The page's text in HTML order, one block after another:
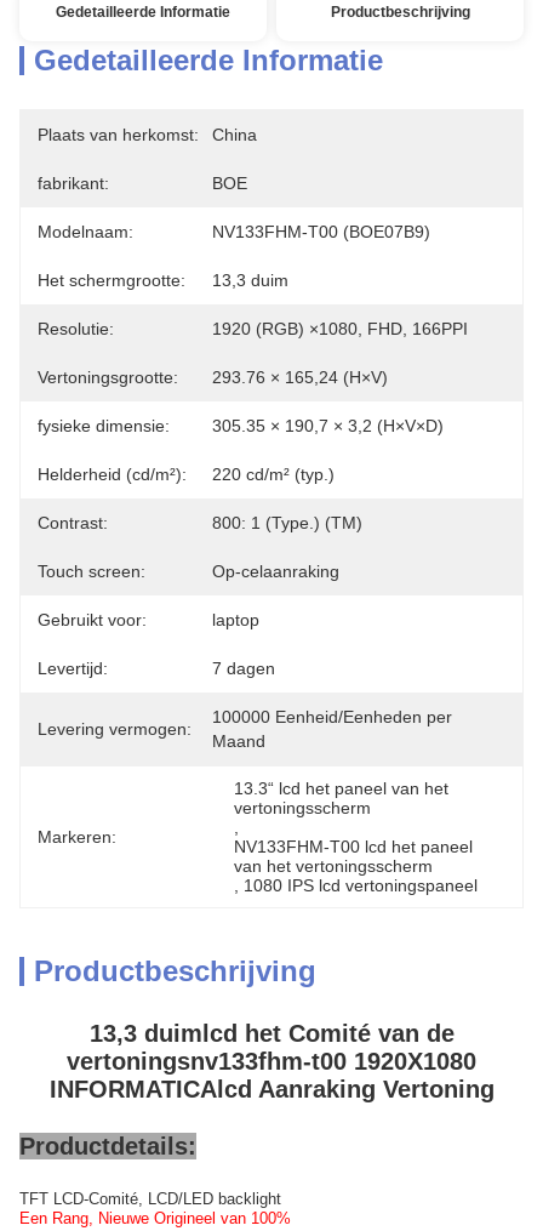
Gedetailleerde Informatie Productbeschrijving
Gedetailleerde Informatie
Plaats van herkomst: China
fabrikant: BOE
Modelnaam: NV133FHM-T00 (BOE07B9)
Het schermgrootte: 13,3 duim
Resolutie: 1920 (RGB) ×1080, FHD, 166PPI
Vertoningsgrootte: 293.76 × 165,24 (H×V)
fysieke dimensie: 305.35 × 190,7 × 3,2 (H×V×D)
Helderheid (cd/m²): 220 cd/m² (typ.)
Contrast: 800: 1 (Type.) (TM)
Touch screen: Op-celaanraking
Gebruikt voor: laptop
Levertijd: 7 dagen
Levering vermogen:
100000 Eenheid/Eenheden per
Maand
Markeren:
13.3“ lcd het paneel van het
vertoningsscherm
NV133FHM-T00 lcd het paneel
van het vertoningsscherm
1080 IPS lcd vertoningspaneel
Productbeschrijving
13,3 duimlcd het Comité van de
vertoningsnv133fhm-t00 1920X1080
INFORMATICAlcd Aanraking Vertoning
Productdetails:
TFT LCD-Comité, LCD/LED backlight
Een Rang, Nieuwe Origineel van 100%